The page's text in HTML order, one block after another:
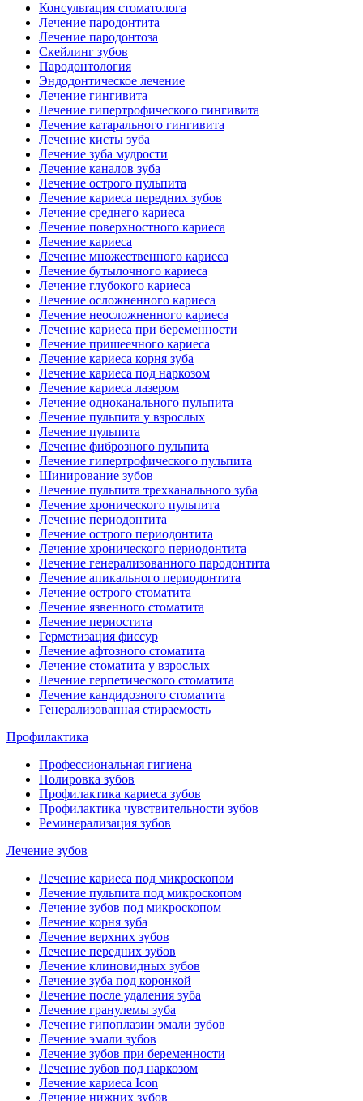
Консультация стоматолога
Лечение пародонтита
Лечение пародонтоза
Скейлинг зубов
Пародонтология
Эндодонтическое лечение
Лечение гингивита
Лечение гипертрофического гингивита
Лечение катарального гингивита
Лечение кисты зуба
Лечение зуба мудрости
Лечение каналов зуба
Лечение острого пульпита
Лечение кариеса передних зубов
Лечение среднего кариеса
Лечение поверхностного кариеса
Лечение кариеса
Лечение множественного кариеса
Лечение бутылочного кариеса
Лечение глубокого кариеса
Лечение осложненного кариеса
Лечение неосложненного кариеса
Лечение кариеса при беременности
Лечение пришеечного кариеса
Лечение кариеса корня зуба
Лечение кариеса под наркозом
Лечение кариеса лазером
Лечение одноканального пульпита
Лечение пульпита у взрослых
Лечение пульпита
Лечение фиброзного пульпита
Лечение гипертрофического пульпита
Шинирование зубов
Лечение пульпита трехканального зуба
Лечение хронического пульпита
Лечение периодонтита
Лечение острого периодонтита
Лечение хронического периодонтита
Лечение генерализованного пародонтита
Лечение апикального периодонтита
Лечение острого стоматита
Лечение язвенного стоматита
Лечение периостита
Герметизация фиссур
Лечение афтозного стоматита
Лечение стоматита у взрослых
Лечение герпетического стоматита
Лечение кандидозного стоматита
Генерализованная стираемость
Профилактика
Профессиональная гигиена
Полировка зубов
Профилактика кариеса зубов
Профилактика чувствительности зубов
Реминерализация зубов
Лечение зубов
Лечение кариеса под микроскопом
Лечение пульпита под микроскопом
Лечение зубов под микроскопом
Лечение корня зуба
Лечение верхних зубов
Лечение передних зубов
Лечение клиновидных зубов
Лечение зуба под коронкой
Лечение после удаления зуба
Лечение гранулемы зуба
Лечение гипоплазии эмали зубов
Лечение эмали зубов
Лечение зубов при беременности
Лечение зубов под наркозом
Лечение кариеса Icon
Лечение нижних зубов